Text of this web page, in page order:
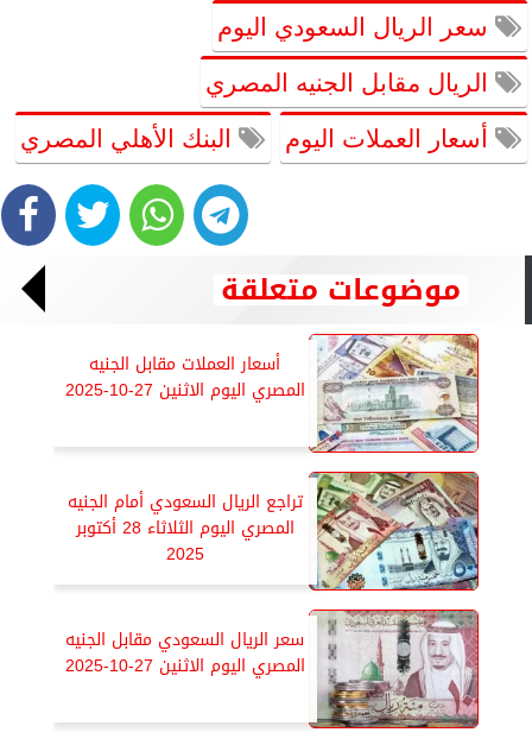
سعر الريال السعودي اليوم
الريال مقابل الجنيه المصري
أسعار العملات اليوم البنك الأهلي المصري
موضوعات متعلقة
أسعار العملات مقابل الجنيه
المصري اليوم الاثنين 27-10-2025
تراجع الريال السعودي أمام الجنيه
المصري اليوم الثلاثاء 28 أكتوبر
2025
سعر الريال السعودي مقابل الجنيه
المصري اليوم الاثنين 27-10-2025